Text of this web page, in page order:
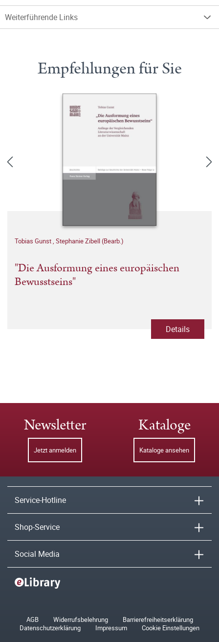
Weiterführende Links
Empfehlungen für Sie
Tobias Gunst, Stephanie Zibell (Bearb.)
"Die Ausformung eines europäischen
Bewusstseins"
Details
Newsletter
Jetzt anmelden
Kataloge
Kataloge ansehen
Service-Hotline
Shop-Service
Social Media
AGB Widerrufsbelehrung
Barrierefreiheitserklärung
Datenschutzerklärung
Impressum Cookie Einstellungen